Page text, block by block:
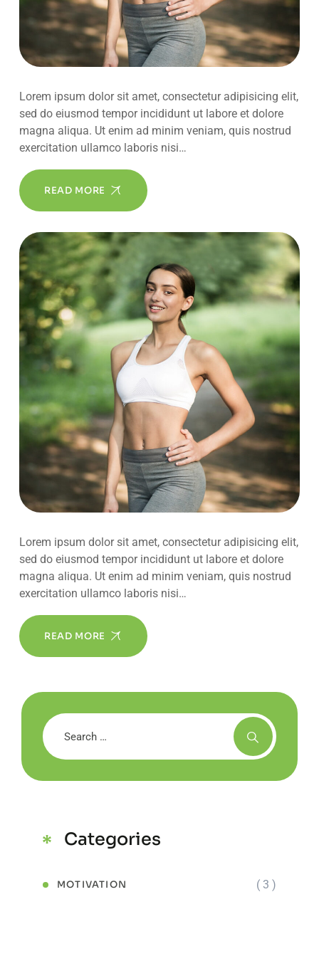
Lorem ipsum dolor sit amet, consectetur adipisicing elit,
sed do eiusmod tempor incididunt ut labore et dolore
magna aliqua. Ut enim ad minim veniam, quis nostrud
exercitation ullamco laboris nisi…
READ MORE
Lorem ipsum dolor sit amet, consectetur adipisicing elit,
sed do eiusmod tempor incididunt ut labore et dolore
magna aliqua. Ut enim ad minim veniam, quis nostrud
exercitation ullamco laboris nisi…
READ MORE
Categories
MOTIVATION ( 3 )